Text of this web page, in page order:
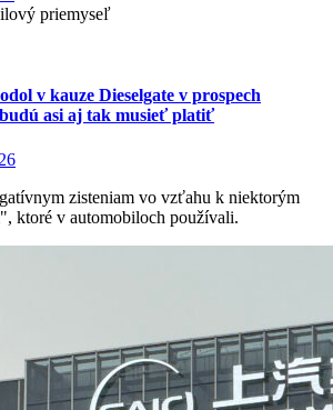
priemyseľ
v kauze Dieselgate v prospech
asi aj tak musieť platiť
ktoré v automobiloch používali.